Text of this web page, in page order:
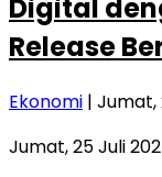
Digital
Release
Ekonomi | Jumat,
Jumat, 25 Juli